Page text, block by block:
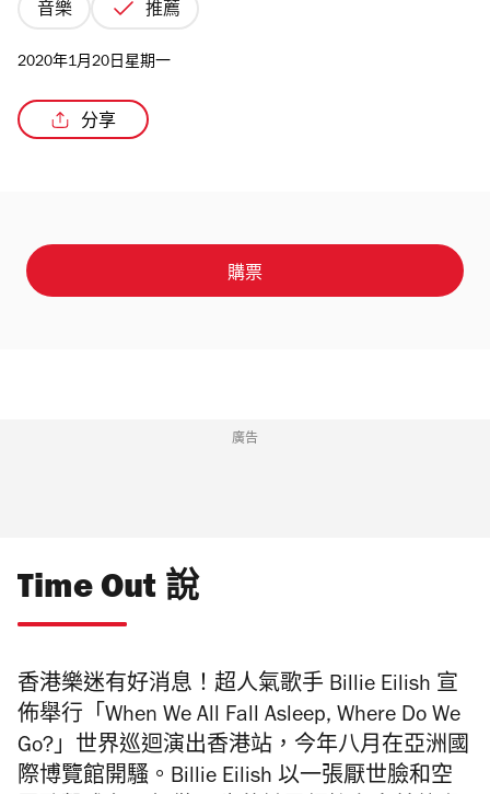
音樂 推薦
2020年1月20日星期一
分享
購票
廣告
Time Out 說
香港樂迷有好消息！超人氣歌手 Billie Eilish 宣
佈舉行「When We All Fall Asleep, Where Do We
Go?」世界巡迴演出香港站，今年八月在亞洲國
際博覽館開騷。Billie Eilish 以一張厭世臉和空